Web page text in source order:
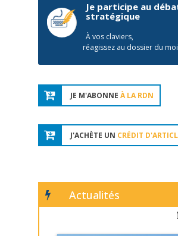
Je participe au
stratégique
À vos claviers,
réagissez au dossier du
JE M'ABONNE À LA RDN
J'ACHÈTE UN CRÉDIT
Actualités